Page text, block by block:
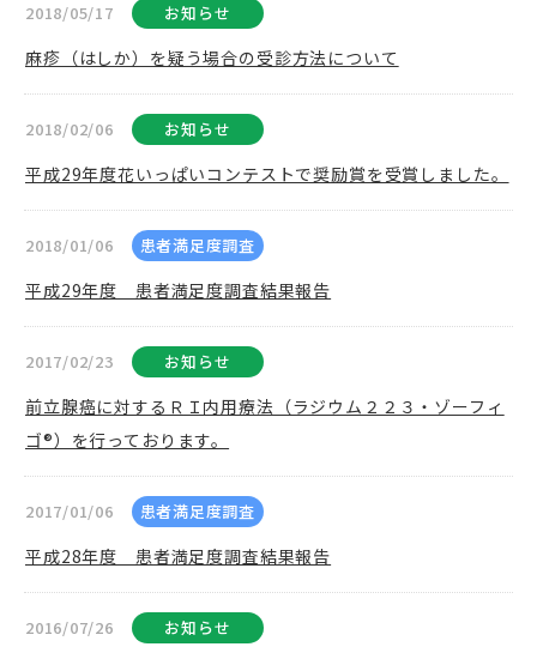
2018/05/17 お知らせ
麻疹（はしか）を疑う場合の受診方法について
2018/02/06 お知らせ
平成29年度花いっぱいコンテストで奨励賞を受賞しました。
2018/01/06 患者満足度調査
平成29年度 患者満足度調査結果報告
2017/02/23 お知らせ
前立腺癌に対するＲＩ内用療法（ラジウム２２３・ゾーフィ
ゴ®）を行っております。
2017/01/06 患者満足度調査
平成28年度 患者満足度調査結果報告
2016/07/26 お知らせ